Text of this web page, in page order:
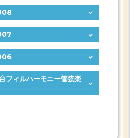
フィルハーモニー管弦楽